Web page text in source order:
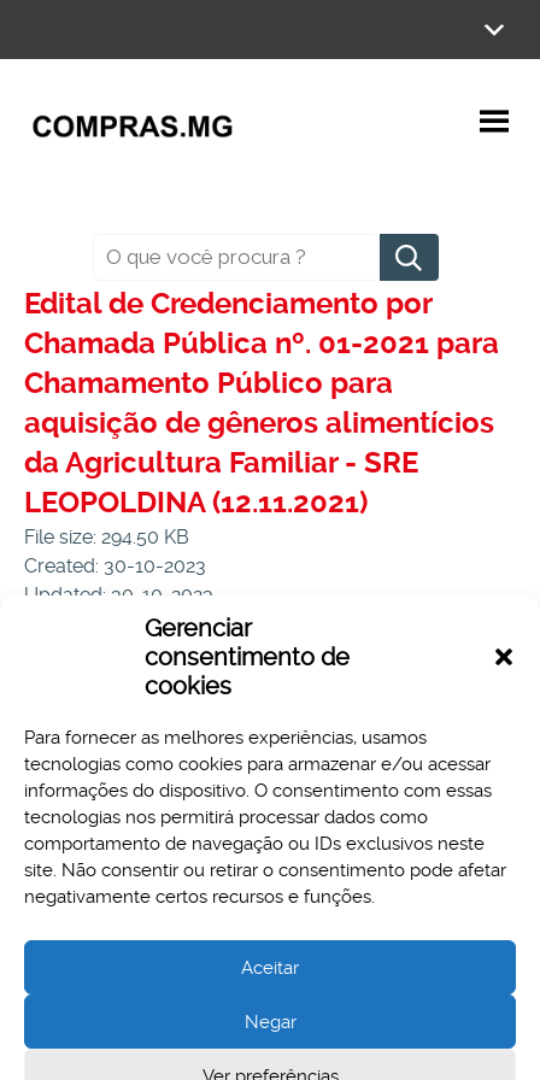
Gerenciar
consentimento de
cookies
Para fornecer as melhores experiências, usamos
tecnologias como cookies para armazenar e/ou acessar
informações do dispositivo. O consentimento com essas
tecnologias nos permitirá processar dados como
comportamento de navegação ou IDs exclusivos neste
site. Não consentir ou retirar o consentimento pode afetar
negativamente certos recursos e funções.
Aceitar
Negar
Pesquisar
Edital de Credenciamento por
Chamada Pública nº. 01-2021 para
Chamamento Público para
aquisição de gêneros alimentícios
da Agricultura Familiar - SRE
LEOPOLDINA (12.11.2021)
File size: 294.50 KB
Created: 30-10-2023
Updated: 30-10-2023
Download Preview
Aspectos legais e responsabilidades
Política de Privacidade
Cidade Administrativa - Rodovia Papa João Paulo II, 3777 -